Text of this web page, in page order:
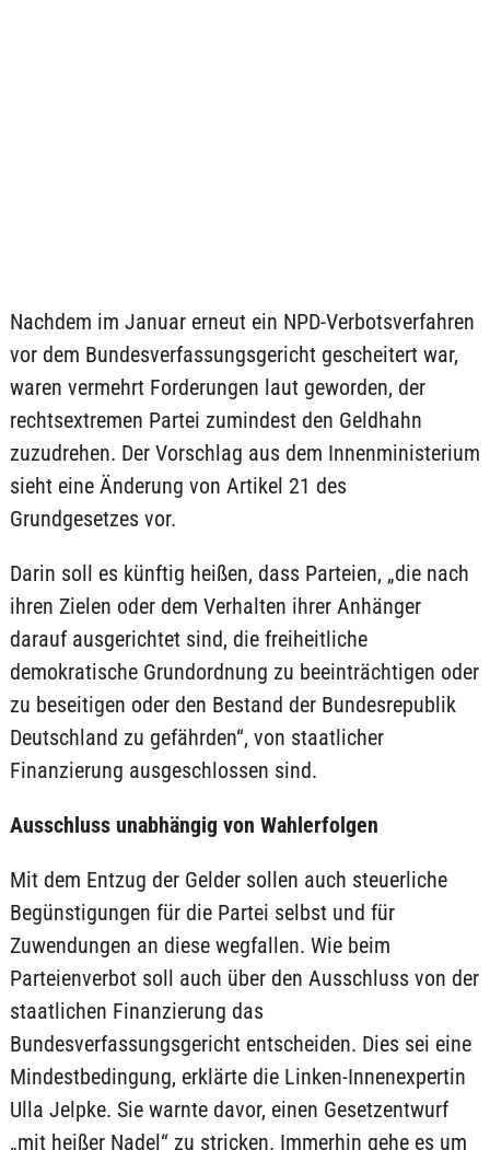
Nachdem im Januar erneut ein NPD-Verbotsverfahren
vor dem Bundesverfassungsgericht gescheitert war,
waren vermehrt Forderungen laut geworden, der
rechtsextremen Partei zumindest den Geldhahn
zuzudrehen. Der Vorschlag aus dem Innenministerium
sieht eine Änderung von Artikel 21 des
Grundgesetzes vor.
Darin soll es künftig heißen, dass Parteien, „die nach
ihren Zielen oder dem Verhalten ihrer Anhänger
darauf ausgerichtet sind, die freiheitliche
demokratische Grundordnung zu beeinträchtigen oder
zu beseitigen oder den Bestand der Bundesrepublik
Deutschland zu gefährden“, von staatlicher
Finanzierung ausgeschlossen sind.
Ausschluss unabhängig von Wahlerfolgen
Mit dem Entzug der Gelder sollen auch steuerliche
Begünstigungen für die Partei selbst und für
Zuwendungen an diese wegfallen. Wie beim
Parteienverbot soll auch über den Ausschluss von der
staatlichen Finanzierung das
Bundesverfassungsgericht entscheiden. Dies sei eine
Mindestbedingung, erklärte die Linken-Innenexpertin
Ulla Jelpke. Sie warnte davor, einen Gesetzentwurf
„mit heißer Nadel“ zu stricken. Immerhin gehe es um